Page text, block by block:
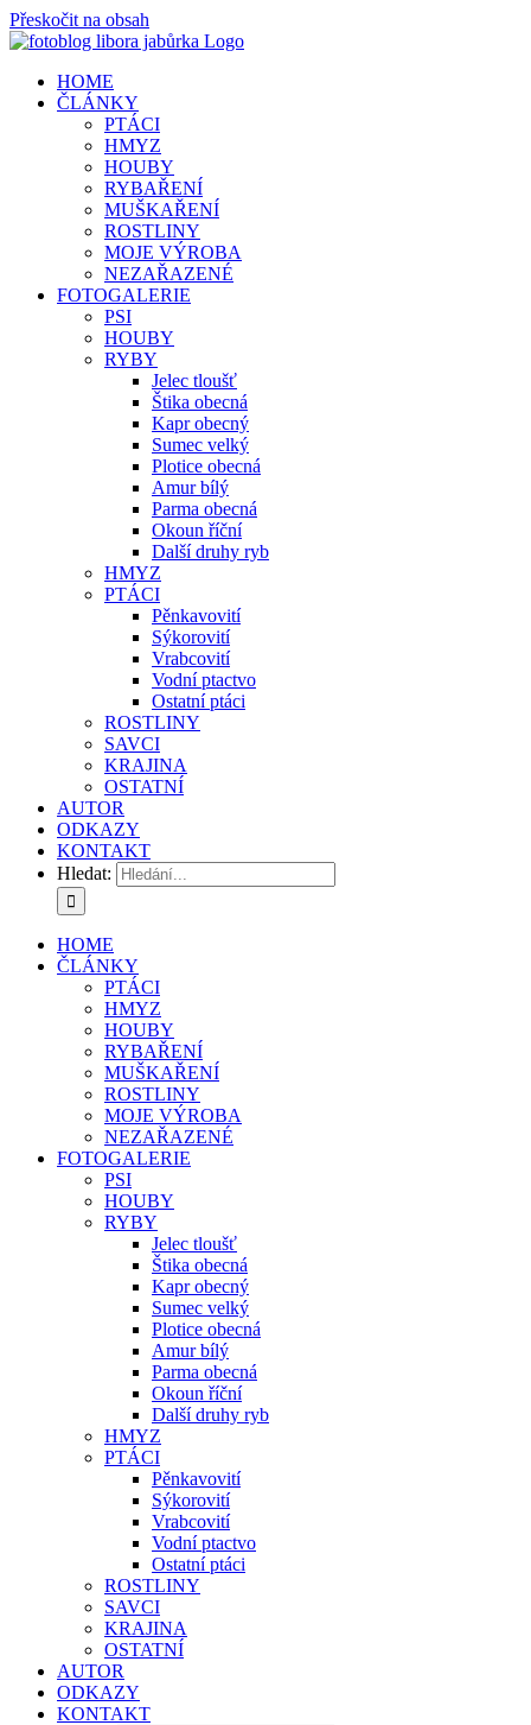
Přeskočit na obsah
HOME
ČLÁNKY
PTÁCI
HMYZ
HOUBY
RYBAŘENÍ
MUŠKAŘENÍ
ROSTLINY
MOJE VÝROBA
NEZAŘAZENÉ
FOTOGALERIE
PSI
HOUBY
RYBY
Jelec tloušť
Štika obecná
Kapr obecný
Sumec velký
Plotice obecná
Amur bílý
Parma obecná
Okoun říční
Další druhy ryb
HMYZ
PTÁCI
Pěnkavovití
Sýkorovití
Vrabcovití
Vodní ptactvo
Ostatní ptáci
ROSTLINY
SAVCI
KRAJINA
OSTATNÍ
AUTOR
ODKAZY
KONTAKT
Hledat:
HOME
ČLÁNKY
PTÁCI
HMYZ
HOUBY
RYBAŘENÍ
MUŠKAŘENÍ
ROSTLINY
MOJE VÝROBA
NEZAŘAZENÉ
FOTOGALERIE
PSI
HOUBY
RYBY
Jelec tloušť
Štika obecná
Kapr obecný
Sumec velký
Plotice obecná
Amur bílý
Parma obecná
Okoun říční
Další druhy ryb
HMYZ
PTÁCI
Pěnkavovití
Sýkorovití
Vrabcovití
Vodní ptactvo
Ostatní ptáci
ROSTLINY
SAVCI
KRAJINA
OSTATNÍ
AUTOR
ODKAZY
KONTAKT